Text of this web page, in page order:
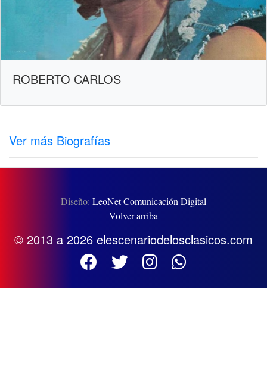
ROBERTO CARLOS
Ver más Biografías
Diseño: LeoNet Comunicación Digital
Volver arriba
© 2013 a 2026 elescenariodelosclasicos.com